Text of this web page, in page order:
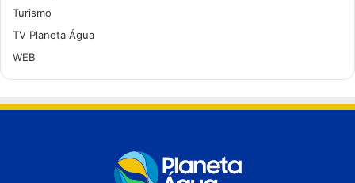
Turismo
TV Planeta Água
WEB